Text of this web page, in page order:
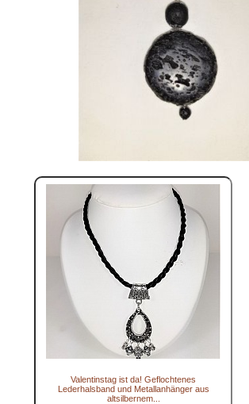
Valentinstag ist da! Geflochtenes
Lederhalsband und Metallanhänger aus
altsilbernem...